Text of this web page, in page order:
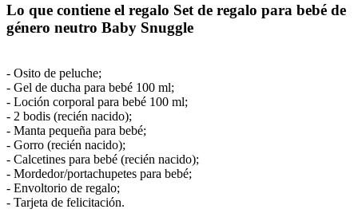
Lo que contiene el regalo Set de regalo para bebé de
género neutro Baby Snuggle
- Osito de peluche;
- Gel de ducha para bebé 100 ml;
- Loción corporal para bebé 100 ml;
- 2 bodis (recién nacido);
- Manta pequeña para bebé;
- Gorro (recién nacido);
- Calcetines para bebé (recién nacido);
- Mordedor/portachupetes para bebé;
- Envoltorio de regalo;
- Tarjeta de felicitación.